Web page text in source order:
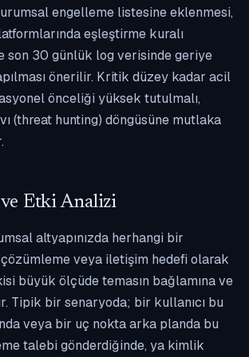
engelleme listesine eklenmesi,
eşleştirme kuralı
son 30 günlük log verisinde geriye
önerilir. Kritik düzey kadar acil
önceliği yüksek tutulmalı,
(threat hunting) döngüsüne mutlaka
Etki Analizi
altyapınızda herhangi bir
veya iletişim hedefi olarak
büyük ölçüde temasın bağlamına ve
Tipik bir senaryoda; bir kullanıcı bu
veya bir uç nokta arka planda bu
talebi gönderdiğinde, ya kimlik